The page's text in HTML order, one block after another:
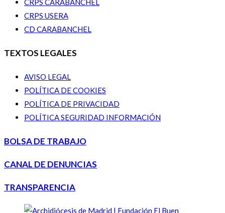
CRPS USERA
CD CARABANCHEL
TEXTOS LEGALES
AVISO LEGAL
POLÍTICA DE COOKIES
POLÍTICA DE PRIVACIDAD
POLÍTICA SEGURIDAD INFORMACIÓN
BOLSA DE TRABAJO
CANAL DE DENUNCIAS
TRANSPARENCIA